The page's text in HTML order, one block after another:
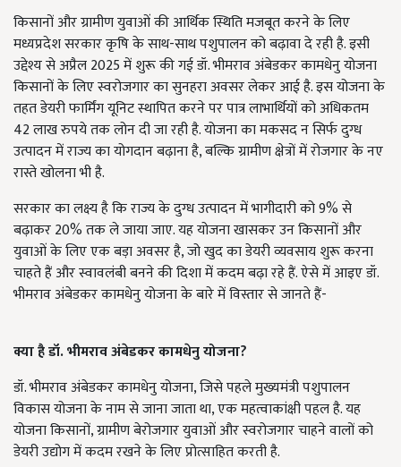
किसानों और ग्रामीण युवाओं की आर्थिक स्थिति मजबूत करने के लिए
मध्यप्रदेश सरकार कृषि के साथ-साथ पशुपालन को बढ़ावा दे रही है. इसी
उद्देश्य से अप्रैल 2025 में शुरू की गई डॉ. भीमराव अंबेडकर कामधेनु योजना
किसानों के लिए स्वरोजगार का सुनहरा अवसर लेकर आई है. इस योजना के
तहत डेयरी फार्मिंग यूनिट स्थापित करने पर पात्र लाभार्थियों को अधिकतम
42 लाख रुपये तक लोन दी जा रही है. योजना का मकसद न सिर्फ दुग्ध
उत्पादन में राज्य का योगदान बढ़ाना है, बल्कि ग्रामीण क्षेत्रों में रोजगार के नए
रास्ते खोलना भी है.
सरकार का लक्ष्य है कि राज्य के दुग्ध उत्पादन में भागीदारी को 9% से
बढ़ाकर 20% तक ले जाया जाए. यह योजना खासकर उन किसानों और
युवाओं के लिए एक बड़ा अवसर है, जो खुद का डेयरी व्यवसाय शुरू करना
चाहते हैं और स्वावलंबी बनने की दिशा में कदम बढ़ा रहे हैं. ऐसे में आइए डॉ.
भीमराव अंबेडकर कामधेनु योजना के बारे में विस्तार से जानते हैं-
क्या है डॉ. भीमराव अंबेडकर कामधेनु योजना?
डॉ. भीमराव अंबेडकर कामधेनु योजना, जिसे पहले मुख्यमंत्री पशुपालन
विकास योजना के नाम से जाना जाता था, एक महत्वाकांक्षी पहल है. यह
योजना किसानों, ग्रामीण बेरोजगार युवाओं और स्वरोजगार चाहने वालों को
डेयरी उद्योग में कदम रखने के लिए प्रोत्साहित करती है.